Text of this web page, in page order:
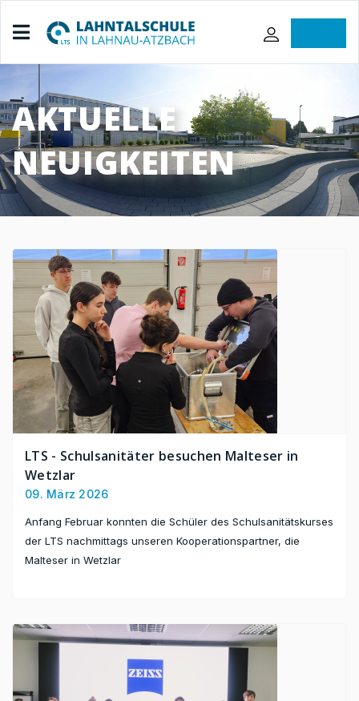
AKTUELLE
NEUIGKEITEN
LTS - Schulsanitäter besuchen Malteser in
Wetzlar
09. März 2026
Anfang Februar konnten die Schüler des Schulsanitätskurses
der LTS nachmittags unseren Kooperationspartner, die
Malteser in Wetzlar